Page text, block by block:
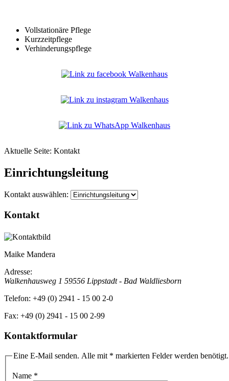
Vollstationäre Pflege
Kurzzeitpflege
Verhinderungspflege
Aktuelle Seite: Kontakt
Einrichtungsleitung
Kontakt auswählen:
Kontakt
Maike Mandera
Adresse:
Walkenhausweg 1 59556 Lippstadt - Bad Waldliesborn
Telefon: +49 (0) 2941 - 15 00 2-0
Fax: +49 (0) 2941 - 15 00 2-99
Kontaktformular
Eine E-Mail senden. Alle mit * markierten Felder werden benötigt.
Name *